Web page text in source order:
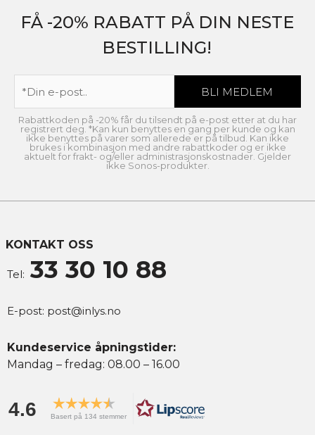
FÅ -20% RABATT PÅ DIN NESTE
BESTILLING!
Rabattkoden på -20% får du tilsendt på e-post etter at du har
registrert deg. *Kan kun benyttes en gang per kunde og kan
ikke benyttes på varer som allerede er på tilbud. Kan ikke
brukes i kombinasjon med andre rabattkoder og er ikke
aktuelt for frakt- og/eller administrasjonskostnader. Gjelder
ikke Sonos-produkter.
KONTAKT OSS
Tel: 33 30 10 88
E-post: post@inlys.no
Kundeservice åpningstider:
Mandag – fredag: 08.00 – 16.00
4.6 Basert på 134 stemmer